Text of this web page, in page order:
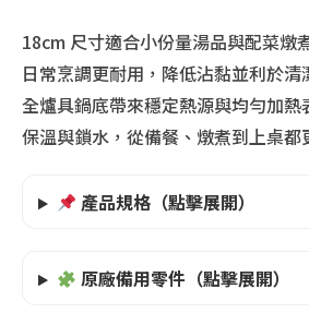
18cm 尺寸適合小份量湯品與配菜燉
日常烹調更耐用，降低沾黏並利於清
全爐具鍋底帶來穩定熱源與均勻加熱
保溫與鎖水，從備餐、燉煮到上桌都
產品規格（點擊展開）
原廠備用零件（點擊展開）